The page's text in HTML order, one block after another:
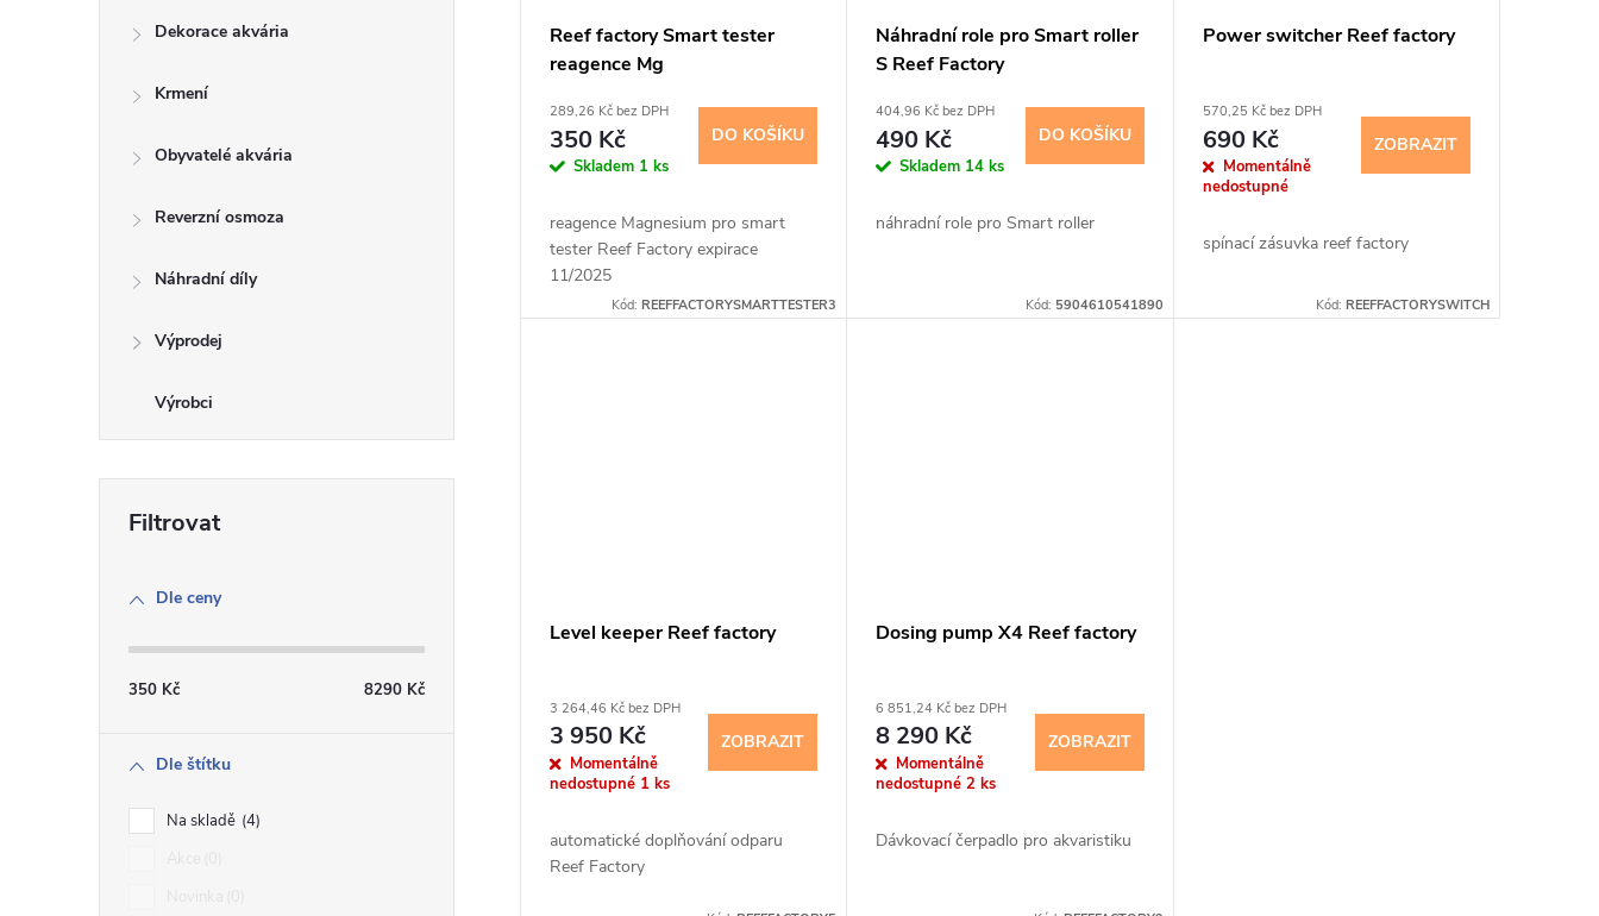
Dekorace akvária
Krmení
Obyvatelé akvária
Reverzní osmoza
Náhradní díly
Výprodej
Dle ceny
350 Kč 8290 Kč
Dle štítku
Na skladě 4
t
Reef factory Smart tester
reagence Mg
289,26 Kč bez DPH
350 Kč
Skladem 1 ks
DO KOŠÍKU
reagence Magnesium pro smart
tester Reef Factory expirace
11/2025
Kód:REEFFACTORYSMARTTESTER3
Náhradní role pro Smart roller
S Reef Factory
404,96 Kč bez DPH
490 Kč
Skladem 14 ks
DO KOŠÍKU
náhradní role pro Smart roller
Kód: 5904610541890
Power switcher Reef factory
570,25 Kč bez DPH
690 Kč
Momentálně
nedostupné
ZOBRAZIT
spínací zásuvka reef factory
Kód: REEFFACTORYSWITCH
Level keeper Reef factory
3 264,46 Kč bez DPH
3 950 Kč
Momentálně
nedostupné 1 ks
ZOBRAZIT
automatické doplňování odparu
Reef Factory
Dosing pump X4 Reef factory
6 851,24 Kč bez DPH
8 290 Kč
Momentálně
nedostupné2 ks
ZOBRAZIT
Dávkovací čerpadlo pro akvaristiku